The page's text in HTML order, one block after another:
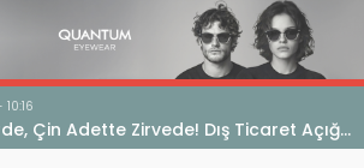
Çin Adette Zirvede! Dış Ticaret Açığı